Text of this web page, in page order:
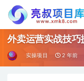
外卖运营实战技巧
实操项目 2 年前